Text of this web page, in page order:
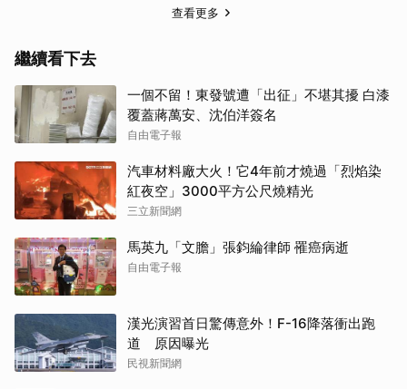
查看更多
繼續看下去
一個不留！東發號遭「出征」不堪其擾 白漆
覆蓋蔣萬安、沈伯洋簽名
自由電子報
汽車材料廠大火！它4年前才燒過「烈焰染
紅夜空」3000平方公尺燒精光
三立新聞網
馬英九「文膽」張鈞綸律師 罹癌病逝
自由電子報
漢光演習首日驚傳意外！F-16降落衝出跑
道 原因曝光
民視新聞網